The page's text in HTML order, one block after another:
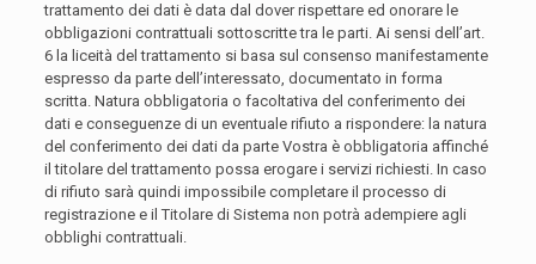
trattamento dei dati è data dal dover rispettare ed onorare le
obbligazioni contrattuali sottoscritte tra le parti. Ai sensi dell’art.
6 la liceità del trattamento si basa sul consenso manifestamente
espresso da parte dell’interessato, documentato in forma
scritta. Natura obbligatoria o facoltativa del conferimento dei
dati e conseguenze di un eventuale rifiuto a rispondere: la natura
del conferimento dei dati da parte Vostra è obbligatoria affinché
il titolare del trattamento possa erogare i servizi richiesti. In caso
di rifiuto sarà quindi impossibile completare il processo di
registrazione e il Titolare di Sistema non potrà adempiere agli
obblighi contrattuali.